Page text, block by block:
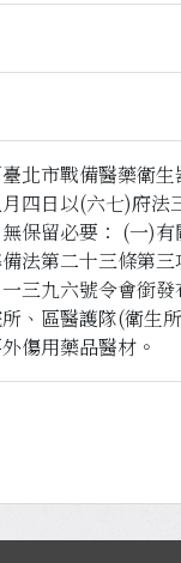
北市戰備醫藥衛
四日以(六七)府法
保留必要： (一)
法第二十三條第
三九六號令會銜
、區醫護隊(衛生
傷用藥品醫材。